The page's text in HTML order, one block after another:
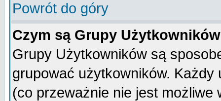
Powrót do góry
Czym są Grupy
Grupy Użytkowników są
grupować użytkowników.
(co przeważnie nie jest